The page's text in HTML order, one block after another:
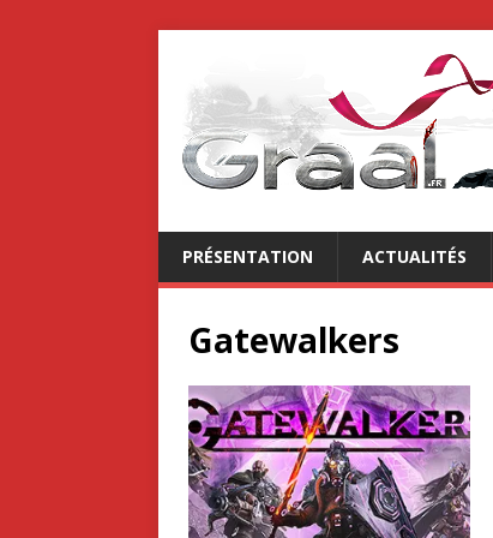
PRÉSENTATION ACTUALITÉS
Gatewalkers